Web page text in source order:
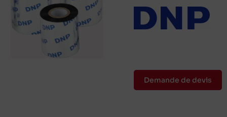
Demande de devis